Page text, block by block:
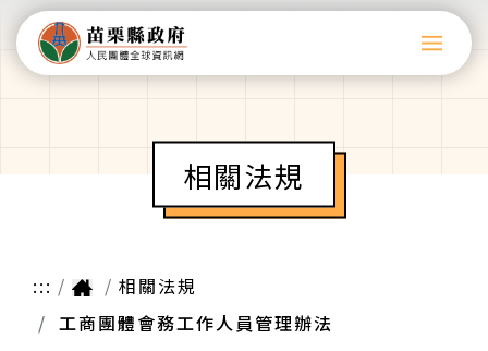
相關法規
:::
相關法規
工商團體會務工作人員管理辦法